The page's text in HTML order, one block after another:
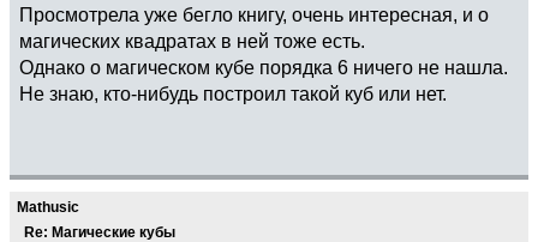
Просмотрела уже бегло книгу, очень интересная, и о
магических квадратах в ней тоже есть.
Однако о магическом кубе порядка 6 ничего не нашла.
Не знаю, кто-нибудь построил такой куб или нет.
Mathusic
Re: Магические кубы